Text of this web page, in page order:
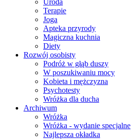
Uroda
Terapie
Joga
Apteka przyrody
Magiczna kuchnia
Diety
Rozwój osobisty
Podróż w głąb duszy
W poszukiwaniu mocy
Kobieta i mężczyzna
Psychotesty
Wróżka dla ducha
Archiwum
Wróżka
Wróżka - wydanie specjalne
Najlepsza okładka